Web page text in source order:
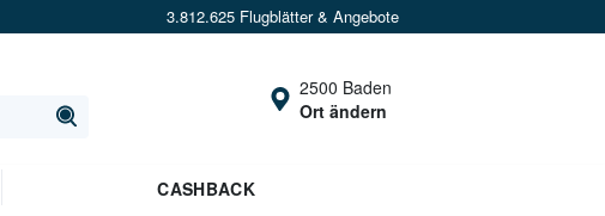
3.812.625 Flugblätter & Angebote
2500 Baden
Ort ändern
CASHBACK